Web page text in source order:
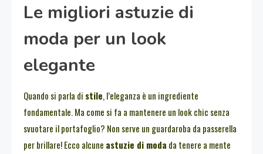
Le migliori astuzie di
moda per un look
elegante
Quando si parla di stile, l’eleganza è un ingrediente
fondamentale. Ma come si fa a mantenere un look chic senza
svuotare il portafoglio? Non serve un guardaroba da passerella
per brillare! Ecco alcune astuzie di moda da tenere a mente